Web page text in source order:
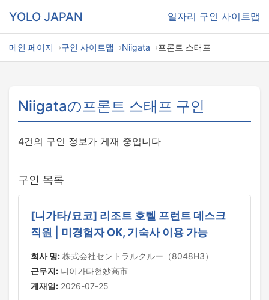
YOLO JAPAN 일자리 구인 사이트맵
메인 페이지 구인 사이트맵 Niigata 프론트 스태프
Niigataの프론트 스태프 구인
4건의 구인 정보가 게재 중입니다
구인 목록
[니가타/묘코] 리조트 호텔 프런트 데스크
직원 | 미경험자 OK, 기숙사 이용 가능
회사 명: 株式会社セントラルクルー（8048H3）
근무지: 니이가타현妙高市
게재일: 2026-07-25